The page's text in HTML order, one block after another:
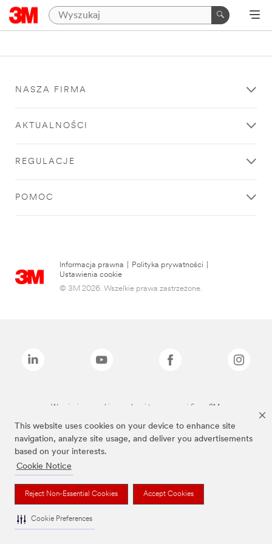
This website uses cookies on your device to enhance site
navigation, analyze site usage, and deliver you advertisements
based on your interests.
Cookie Notice
Reject Non-Essential Cookies Accept Cookies
Cookie Preferences
NASZA FIRMA
AKTUALNOŚCI
REGULACJE
POMOC
Informacja prawna Polityka prywatności
Ustawienia cookie
© 3M 2026. Wszelkie prawa zastrzeżone.
Wymienione marki są znakami towarowymi firmy 3M.